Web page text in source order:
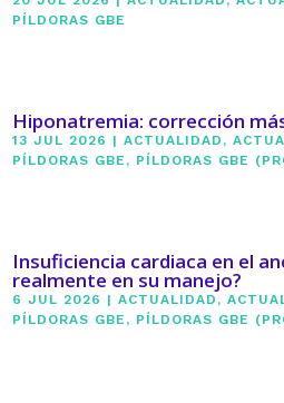
PÍLDORAS GBE
Hiponatremia: corrección
13 JUL 2026 |ACTUALIDAD ,
PÍLDORAS GBE , PÍLDORAS GBE
Insuficiencia cardiaca en el
realmente en su manejo?
6 JUL 2026 |ACTUALIDAD ,
PÍLDORAS GBE , PÍLDORAS GBE